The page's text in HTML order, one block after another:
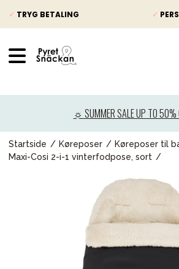
✓ TRYG BETALING ✓
☼ SUMMER SALE UP TO
Startside Køreposer
Køreposer til
Maxi-Cosi 2-i-1 vinterfodpose, sort
Barnevogne
Autostole
Legetøj og spil
Møbler &